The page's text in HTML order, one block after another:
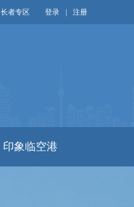
长者专区 登录 注册
印象临空港